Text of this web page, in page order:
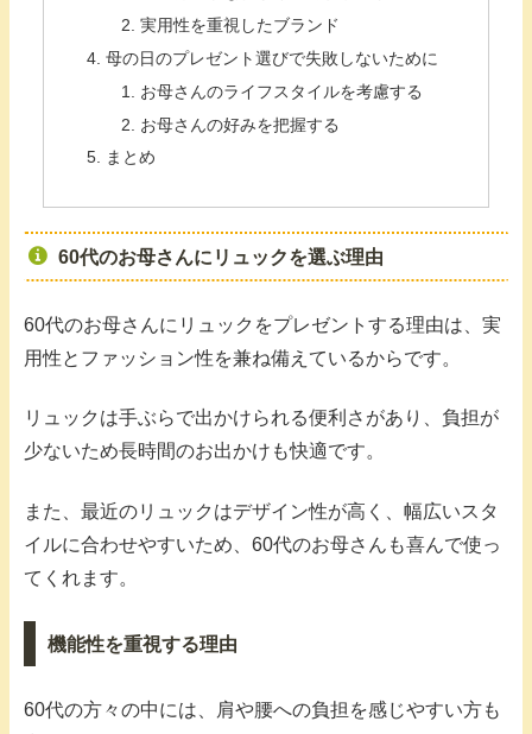
実用性を重視したブランド
母の日のプレゼント選びで失敗しないために
お母さんのライフスタイルを考慮する
お母さんの好みを把握する
まとめ
60代のお母さんにリュックを選ぶ理由
60代のお母さんにリュックをプレゼントする理由は、実
用性とファッション性を兼ね備えているからです。
リュックは手ぶらで出かけられる便利さがあり、負担が
少ないため長時間のお出かけも快適です。
また、最近のリュックはデザイン性が高く、幅広いスタ
イルに合わせやすいため、60代のお母さんも喜んで使っ
てくれます。
機能性を重視する理由
60代の方々の中には、肩や腰への負担を感じやすい方も